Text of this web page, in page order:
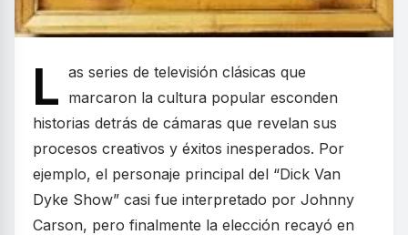
L as series de televisión clásicas que
marcaron la cultura popular esconden
historias detrás de cámaras que revelan sus
procesos creativos y éxitos inesperados. Por
ejemplo, el personaje principal del “Dick Van
Dyke Show” casi fue interpretado por Johnny
Carson, pero finalmente la elección recayó en